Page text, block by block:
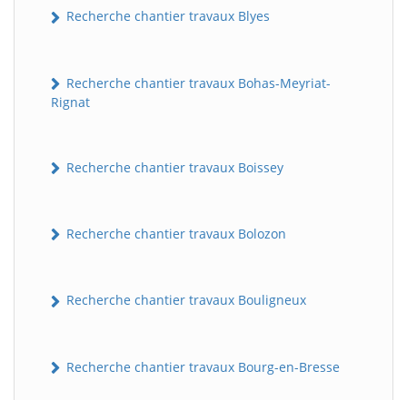
Recherche chantier travaux Blyes
Recherche chantier travaux Bohas-Meyriat-
Rignat
Recherche chantier travaux Boissey
Recherche chantier travaux Bolozon
Recherche chantier travaux Bouligneux
Recherche chantier travaux Bourg-en-Bresse